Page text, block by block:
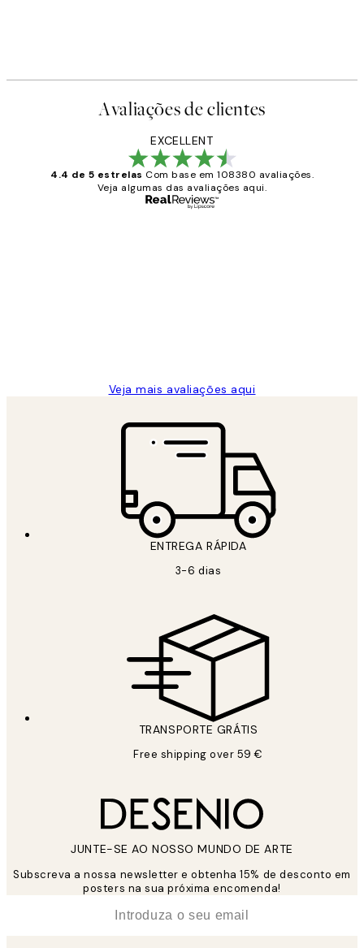
Avaliações de clientes
EXCELLENT
4.4 de 5 estrelas Com base em 108380 avaliações.
Veja algumas das avaliações aqui.
Veja mais avaliações aqui
ENTREGA RÁPIDA
3-6 dias
TRANSPORTE GRÁTIS
Free shipping over 59 €
JUNTE-SE AO NOSSO MUNDO DE ARTE
Subscreva a nossa newsletter e obtenha 15% de desconto em
posters na sua próxima encomenda!